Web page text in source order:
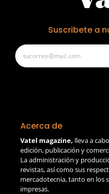
Suscribete a
Acerca de
Vatel magazine, lleva a
edición, publicación y
La administración y
revistas, así como sus
mercadotecnia, tanto en los
impresas.